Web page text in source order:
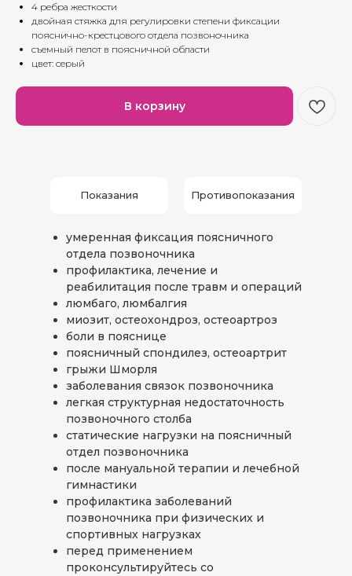
4 ребра жесткости
двойная стяжка для регулировки степени фиксации
пояснично-крестцового отдела позвоночника
съемный пелот в поясничной области
цвет: серый
В корзину
Показания Противопоказания
умеренная фиксация поясничного
отдела позвоночника
профилактика, лечение и
реабилитация после травм и операций
люмбаго, люмбалгия
миозит, остеохондроз, остеоартроз
боли в пояснице
поясничный спондилез, остеоартрит
грыжи Шморля
заболевания связок позвоночника
легкая структурная недостаточность
позвоночного столба
статические нагрузки на поясничный
отдел позвоночника
после мануальной терапии и лечебной
гимнастики
профилактика заболеваний
позвоночника при физических и
спортивных нагрузках
перед применением
проконсультируйтесь со